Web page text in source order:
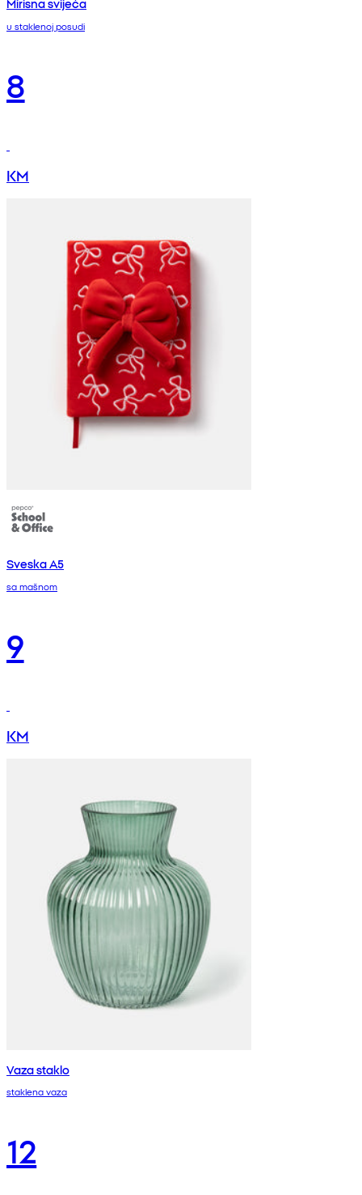
Mirisna svijeća
u staklenoj posudi
8
KM
Sveska A5
sa mašnom
9
KM
Vaza staklo
staklena vaza
12